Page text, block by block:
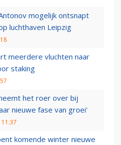
mogelijk ontsnapt
luchthaven Leipzig
meerdere vluchten naar
staking
het roer over bij
nieuwe fase van groei'
komende winter nieuwe